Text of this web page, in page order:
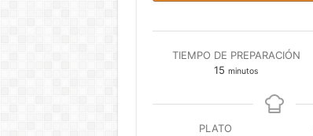
TIEMPO DE PREPARACIÓN
15 minutos
minutos
PLATO